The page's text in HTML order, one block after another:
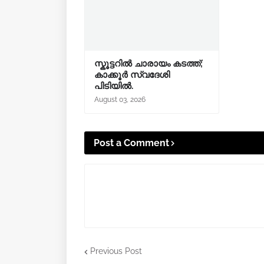
സ്കൂട്ടറിൽ ചാരായം കടത്ത്;
കാക്കൂർ സ്വദേശി
പിടിയിൽ.
August 03, 2026
Post a Comment
Previous Post